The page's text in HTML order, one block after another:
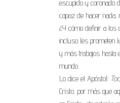
escupido y coronado
capaz de hacer
¿Y cómo definir a los
incluso les prometen
y más trabajos hasta
mundo.
Lo dice el Apóstol:
Cristo, por más que